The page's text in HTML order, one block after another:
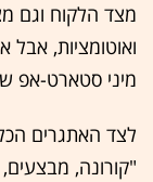
ואוטומציות,
מיני סטארט-אפ
לצד האתגרים
"קורונה,